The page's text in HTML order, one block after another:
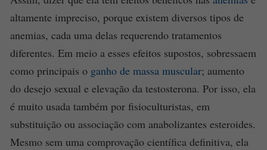
altamente impreciso, porque existem diversos tipos de
anemias, cada uma delas requerendo tratamentos
diferentes. Em meio a esses efeitos supostos, sobressaem
como principais o ganho de massa muscular; aumento
do desejo sexual e elevação da testosterona. Por isso, ela
é muito usada também por fisioculturistas, em
substituição ou associação com anabolizantes esteroides.
Mesmo sem uma comprovação científica definitiva, ela